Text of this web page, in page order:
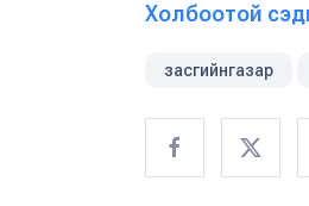
Холбоотой
засгийнгазар